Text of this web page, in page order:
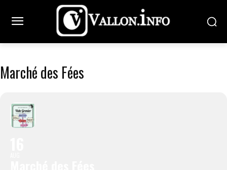
Marché des Fées